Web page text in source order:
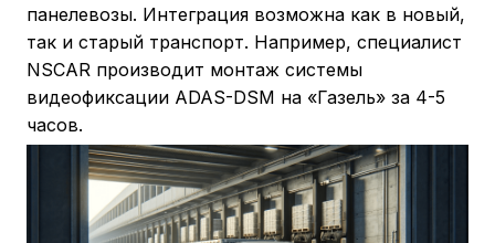
панелевозы. Интеграция возможна как в новый,
так и старый транспорт. Например, специалист
NSCAR производит монтаж системы
видеофиксации ADAS-DSM на «Газель» за 4-5
часов.